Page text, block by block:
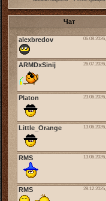
Чат